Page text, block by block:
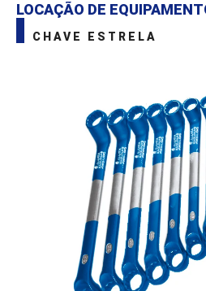
LOCAÇÃO DE
CHAVE ESTRELA